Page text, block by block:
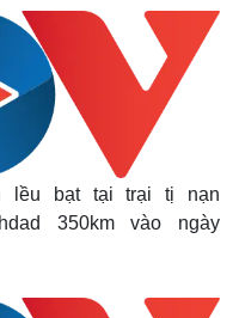
lều bạt tại trại tị nạn
350km vào ngày